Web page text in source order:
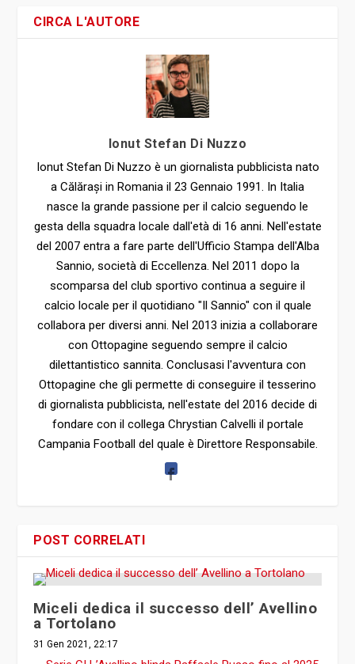
CIRCA L'AUTORE
Ionut Stefan Di Nuzzo
Ionut Stefan Di Nuzzo è un giornalista pubblicista nato
a Călărași in Romania il 23 Gennaio 1991. In Italia
nasce la grande passione per il calcio seguendo le
gesta della squadra locale dall'età di 16 anni. Nell'estate
del 2007 entra a fare parte dell'Ufficio Stampa dell'Alba
Sannio, società di Eccellenza. Nel 2011 dopo la
scomparsa del club sportivo continua a seguire il
calcio locale per il quotidiano "Il Sannio" con il quale
collabora per diversi anni. Nel 2013 inizia a collaborare
con Ottopagine seguendo sempre il calcio
dilettantistico sannita. Conclusasi l'avventura con
Ottopagine che gli permette di conseguire il tesserino
di giornalista pubblicista, nell'estate del 2016 decide di
fondare con il collega Chrystian Calvelli il portale
Campania Football del quale è Direttore Responsabile.
POST CORRELATI
Miceli dedica il successo dell’ Avellino
a Tortolano
31 Gen 2021, 22:17